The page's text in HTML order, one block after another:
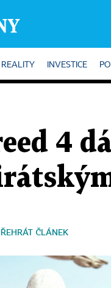
REALITY INVESTICE
4
ČLÁNEK